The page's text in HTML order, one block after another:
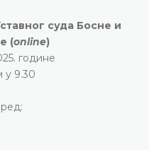
суда Босне и
(online)
године
у 9.30